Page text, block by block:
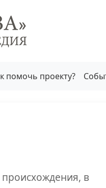
помочь проекту?